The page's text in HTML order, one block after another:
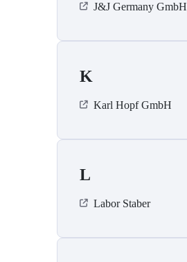
J&J Germany GmbH
K
Karl Hopf GmbH
L
Labor Staber